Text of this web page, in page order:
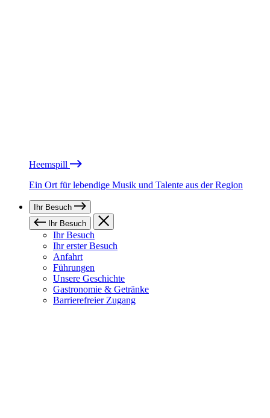
Heemspill
Ein Ort für lebendige Musik und Talente aus der Region
Ihr Besuch
Ihr Besuch
Ihr Besuch
Ihr erster Besuch
Anfahrt
Führungen
Unsere Geschichte
Gastronomie & Getränke
Barrierefreier Zugang